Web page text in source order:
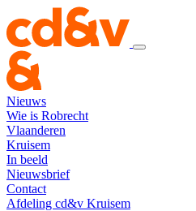
Nieuws
Wie is Robrecht
Vlaanderen
Kruisem
In beeld
Nieuwsbrief
Contact
Afdeling cd&v Kruisem